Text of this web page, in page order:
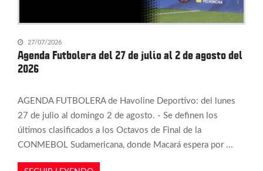
27/07/2026
Agenda Futbolera del 27 de julio al 2 de agosto del
2026
AGENDA FUTBOLERA de Havoline Deportivo: del lunes
27 de julio al domingo 2 de agosto. - Se definen los
últimos clasificados a los Octavos de Final de la
CONMEBOL Sudamericana, donde Macará espera por ...